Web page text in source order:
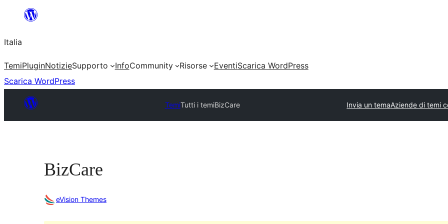
contenuto
Italia
TemiPluginNotizieSupporto InfoCommunity Risorse EventiScarica WordPress
Scarica WordPress
TemiTutti i temiBizCare Invia un temaAziende di temi
BizCare
eVision Themes